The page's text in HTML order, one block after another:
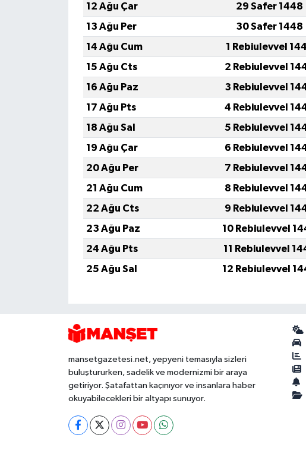
12 Ağu Çar
29 Safer 1448
13 Ağu Per
30 Safer 1448
14 Ağu Cum
1 Rebiulevvel
15 Ağu Cts
2 Rebiulevvel
16 Ağu Paz
3 Rebiulevvel
17 Ağu Pts
4 Rebiulevvel
18 Ağu Sal
5 Rebiulevvel
19 Ağu Çar
6 Rebiulevvel
20 Ağu Per
7 Rebiulevvel
21 Ağu Cum
8 Rebiulevvel
22 Ağu Cts
9 Rebiulevvel
23 Ağu Paz
10 Rebiulevvel
24 Ağu Pts
11 Rebiulevvel
25 Ağu Sal
12 Rebiulevvel
mansetgazetesi.net, yepyeni temasıyla sizleri
buluştururken, sadelik ve modernizmi bir araya
getiriyor. Şatafattan kaçınıyor ve insanlara haber
okuyabilecekleri bir altyapı sunuyor.